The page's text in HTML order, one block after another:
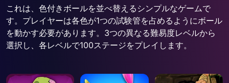
これは、色付きボールを並べ替えるシンプルなゲームで
す。プレイヤーは各色が1つの試験管を占めるようにボール
を動かす必要があります。3つの異なる難易度レベルから
選択し、各レベルで100ステージをプレイします。